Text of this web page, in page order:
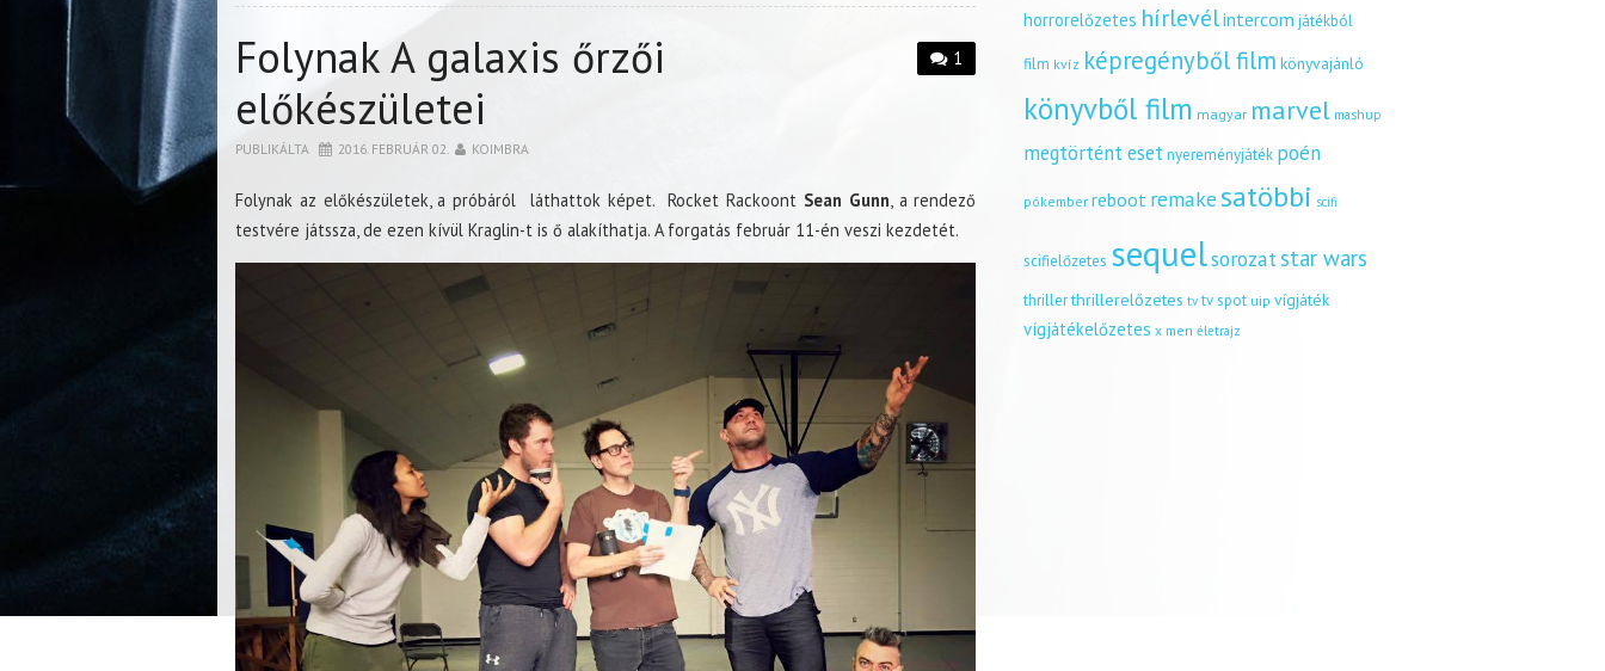
1
Folynak A galaxis őrzői
előkészületei
PUBLIKÁLTA 2016. FEBRUÁR 02. KOIMBRA
Folynak az előkészületek, a próbáról láthattok képet. Rocket Rackoont Sean Gunn, a rendező
testvére játssza, de ezen kívül Kraglin-t is ő alakíthatja. A forgatás február 11-én veszi kezdetét.
horrorelőzetes hírlevélintercom játékból
film kvíz képregényből film könyvajánló
könyvből film magyar marvel mashup
megtörtént esetnyereményjáték poén
pókember reboot remakesatöbbi scifi
scifielőzetes sequelsorozatstar wars
thrillerthrillerelőzetes tv tv spot uip vígjáték
vígjátékelőzetes x men életrajz